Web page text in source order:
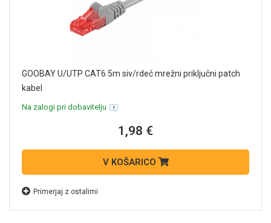
GOOBAY U/UTP CAT6 5m siv/rdeč mrežni priključni patch
kabel
Na zalogi pri dobavitelju
1,98 €
V KOŠARICO
Primerjaj z ostalimi